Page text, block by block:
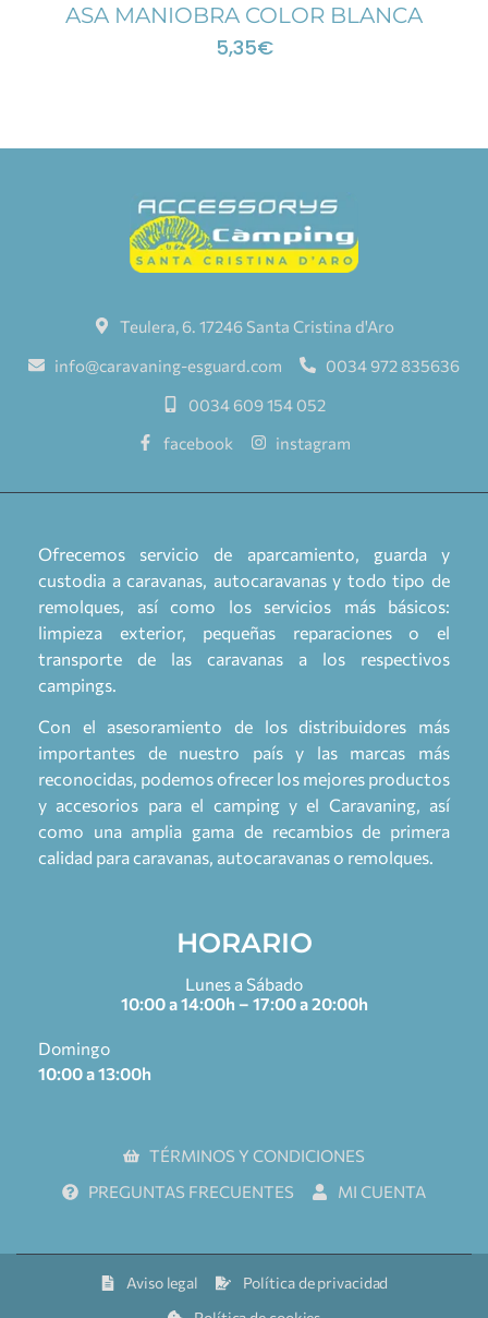
ASA MANIOBRA COLOR BLANCA
5,35€
Teulera, 6. 17246 Santa Cristina d'Aro
info@caravaning-esguard.com
0034 972 835636
0034 609 154 052
facebook
instagram
Ofrecemos servicio de aparcamiento, guarda y
custodia a caravanas, autocaravanas y todo tipo de
remolques, así como los servicios más básicos:
limpieza exterior, pequeñas reparaciones o el
transporte de las caravanas a los respectivos
campings.
Con el asesoramiento de los distribuidores más
importantes de nuestro país y las marcas más
reconocidas, podemos ofrecer los mejores productos
y accesorios para el camping y el Caravaning, así
como una amplia gama de recambios de primera
calidad para caravanas, autocaravanas o remolques.
HORARIO
Lunes a Sábado
10:00 a 14:00h – 17:00 a 20:00h
Domingo
10:00 a 13:00h
TÉRMINOS Y CONDICIONES
PREGUNTAS FRECUENTES
MI CUENTA
Aviso legal
Política de privacidad